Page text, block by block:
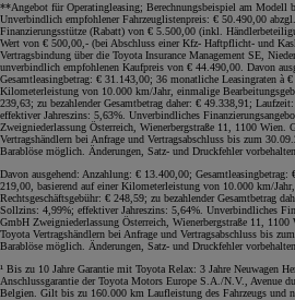
**Angebot für Operatingleasing; Berechnungsbeispiel am Modell
Unverbindlich empfohlener Fahrzeuglistenpreis: € 50.490,00
Finanzierungsstütze (Rabatt) von € 5.500,00 (inkl.
Wert von € 500,00,- (bei Abschluss einer Kfz- Haftpflicht- und
Vertragsbindung über die Toyota Insurance Management SE,
unverbindlich empfohlenen Kaufpreis von € 44.490,00. Davon
Gesamtleasingbetrag: € 31.143,00; 36 monatliche Leasingraten à
Kilometerleistung von 10.000 km/Jahr, einmalige
239,63; zu bezahlender Gesamtbetrag daher: € 49.338,91;
effektiver Jahreszins: 5,63%. Unverbindliches
Zweigniederlassung Österreich, Wienerbergstraße 11, 1100 Wien.
Vertragshändlern bei Anfrage und Vertragsabschluss bis zum
Barablöse möglich. Änderungen, Satz- und Druckfehler
Davon ausgehend: Anzahlung: € 13.400,00;
219,00, basierend auf einer Kilometerleistung von 10.000 km/
Rechtsgeschäftsgebühr: € 248,59; zu bezahlender Gesamtbetrag
Sollzins: 4,99%; effektiver Jahreszins: 5,64%. Unverbindliches
GmbH Zweigniederlassung Österreich, Wienerbergstraße 11,
Toyota Vertragshändlern bei Anfrage und Vertragsabschluss bis
Barablöse möglich. Änderungen, Satz- und Druckfehler
¹ Bis zu 10 Jahre Garantie mit Toyota Relax: 3 Jahre Neuwagen
Anschlussgarantie der Toyota Motors Europe S.A./N.V., Avenue
Belgien. Gilt bis zu 160.000 km Laufleistung des Fahrzeugs und